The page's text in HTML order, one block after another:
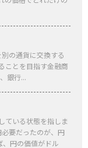
の通貨に交換する
ことを目指す金融商
銀行...
ている状態を指しま
要だったのが、円
円の価値がドル